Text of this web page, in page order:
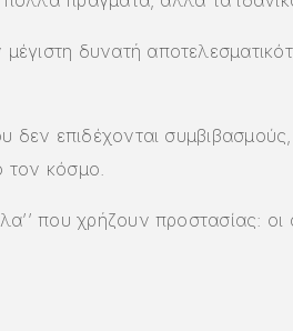
δυνατή
επιδέχονται
τον κόσμο.
που χρήζουν προστασίας: